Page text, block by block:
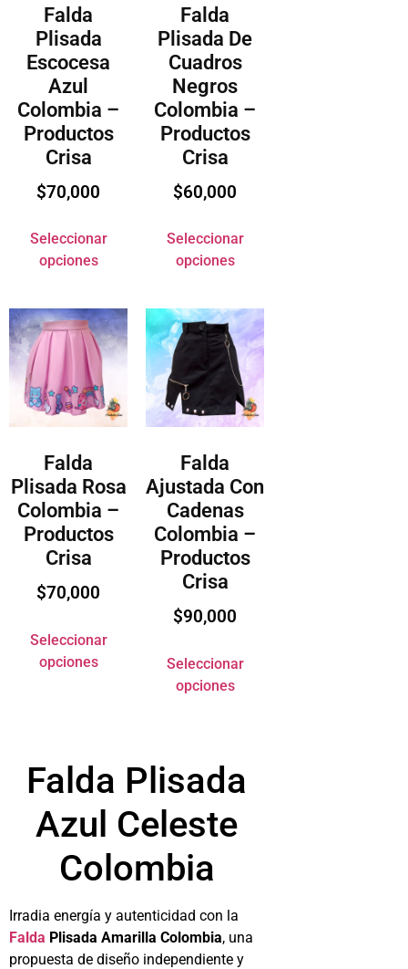
Falda
Plisada
Escocesa
Azul
Colombia –
Productos
Crisa
$70,000
Seleccionar
opciones
Falda
Plisada De
Cuadros
Negros
Colombia –
Productos
Crisa
$60,000
Seleccionar
opciones
Falda
Plisada Rosa
Colombia –
Productos
Crisa
$70,000
Seleccionar
opciones
Falda
Ajustada Con
Cadenas
Colombia –
Productos
Crisa
$90,000
Seleccionar
opciones
Falda Plisada
Azul Celeste
Colombia
Irradia energía y autenticidad con la
Falda Plisada Amarilla Colombia, una
propuesta de diseño independiente y